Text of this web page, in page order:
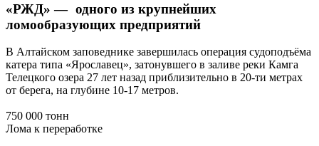
«РЖД» — одного из крупнейших
ломообразующих предприятий
В Алтайском заповеднике завершилась операция судоподъёма
катера типа «Ярославец», затонувшего в заливе реки Камга
Телецкого озера 27 лет назад приблизительно в 20-ти метрах
от берега, на глубине 10-17 метров.
750 000 тонн
Лома к переработке